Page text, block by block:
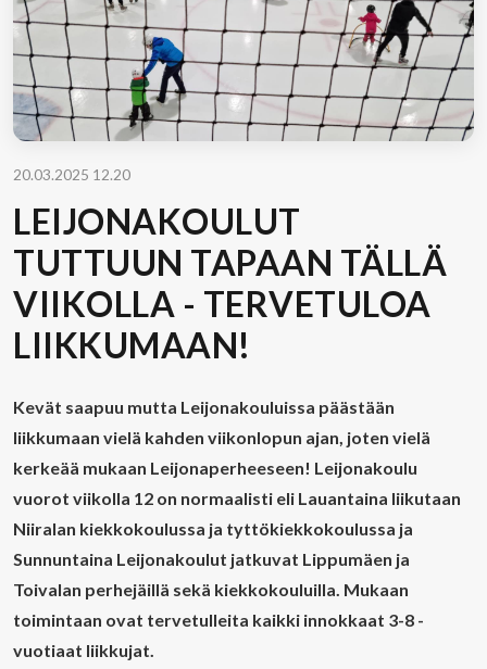
20.03.2025 12.20
LEIJONAKOULUT
TUTTUUN TAPAAN TÄLLÄ
VIIKOLLA - TERVETULOA
LIIKKUMAAN!
Kevät saapuu mutta Leijonakouluissa päästään
liikkumaan vielä kahden viikonlopun ajan, joten vielä
kerkeää mukaan Leijonaperheeseen! Leijonakoulu
vuorot viikolla 12 on normaalisti eli Lauantaina liikutaan
Niiralan kiekkokoulussa ja tyttökiekkokoulussa ja
Sunnuntaina Leijonakoulut jatkuvat Lippumäen ja
Toivalan perhejäillä sekä kiekkokouluilla. Mukaan
toimintaan ovat tervetulleita kaikki innokkaat 3-8 -
vuotiaat liikkujat.